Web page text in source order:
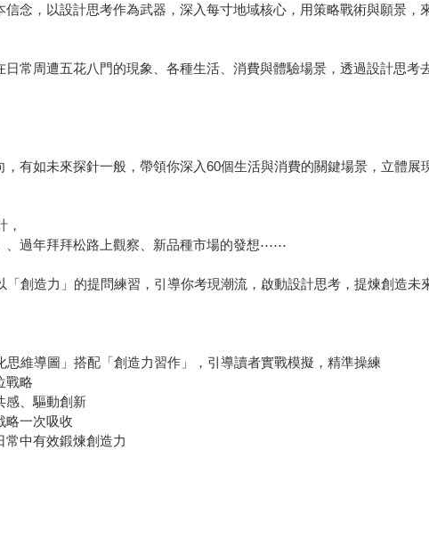
念，以設計思考作為武器，深入每寸地域核心，用策略戰術與願景，
常周遭五花八門的現象、各種生活、消費與體驗場景，透過設計思考
有如未來探針一般，帶領你深入60個生活與消費的關鍵場景，立體展
，
、過年拜拜松路上觀察、新品種市場的發想⋯⋯
創造力」的提問練習，引導你考現潮流，啟動設計思考，提煉創造未
維導圖」搭配「創造力習作」，引導讀者實戰模擬，精準操練
戰略
感、驅動創新
略一次吸收
中有效鍛煉創造力